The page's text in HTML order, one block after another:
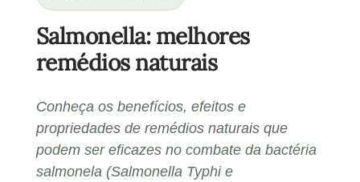
Salmonella: melhores
remédios naturais
Conheça os benefícios, efeitos e
propriedades de remédios naturais que
podem ser eficazes no combate da bactéria
salmonela (Salmonella Typhi e